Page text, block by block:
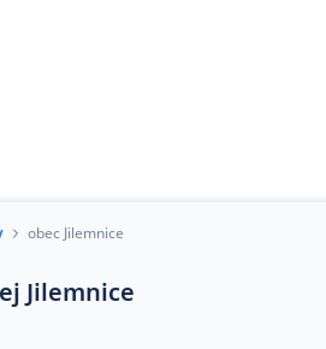
obec Jilemnice
Jilemnice